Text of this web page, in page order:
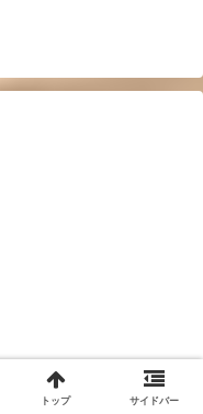
トップ サイドバー